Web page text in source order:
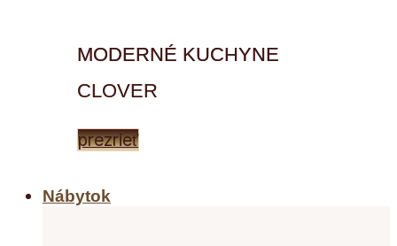
MODERNÉ KUCHYNE
CLOVER
prezrieť
Nábytok